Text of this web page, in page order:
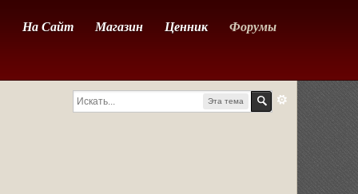
На Сайт Магазин Ценник Форумы
Эта тема